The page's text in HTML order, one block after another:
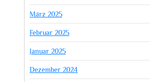
März 2025
Februar 2025
Januar 2025
Dezember 2024